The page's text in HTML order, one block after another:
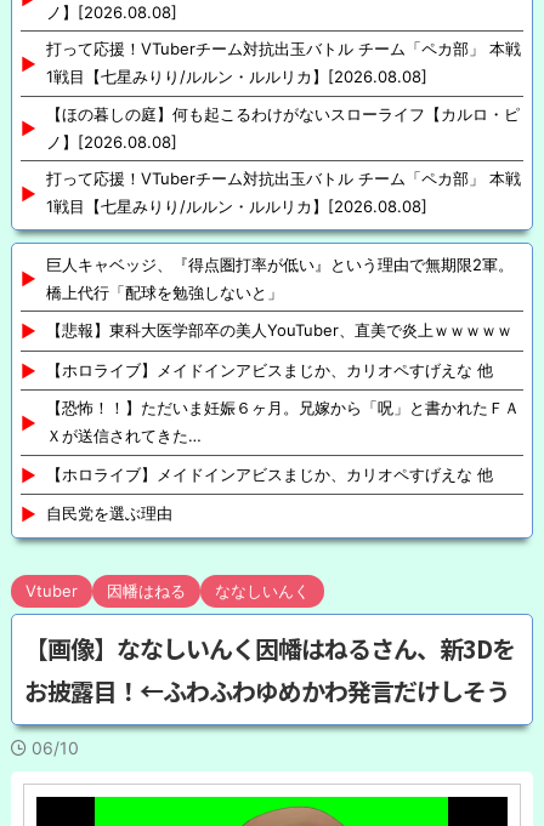
ノ】[2026.08.08]
打って応援！VTuberチーム対抗出玉バトル チーム「ペカ部」 本戦
1戦目【七星みりり/ルルン・ルルリカ】[2026.08.08]
【ほの暮しの庭】何も起こるわけがないスローライフ【カルロ・ピ
ノ】[2026.08.08]
打って応援！VTuberチーム対抗出玉バトル チーム「ペカ部」 本戦
1戦目【七星みりり/ルルン・ルルリカ】[2026.08.08]
巨人キャベッジ、『得点圏打率が低い』という理由で無期限2軍。
橋上代行「配球を勉強しないと」
【悲報】東科大医学部卒の美人YouTuber、直美で炎上ｗｗｗｗｗ
【ホロライブ】メイドインアビスまじか、カリオペすげえな 他
【恐怖！！】ただいま妊娠６ヶ月。兄嫁から「呪」と書かれたＦＡ
Ｘが送信されてきた…
【ホロライブ】メイドインアビスまじか、カリオペすげえな 他
自民党を選ぶ理由
Vtuber 因幡はねる ななしいんく
【画像】ななしいんく因幡はねるさん、新3Dを
お披露目！←ふわふわゆめかわ発言だけしそう
06/10